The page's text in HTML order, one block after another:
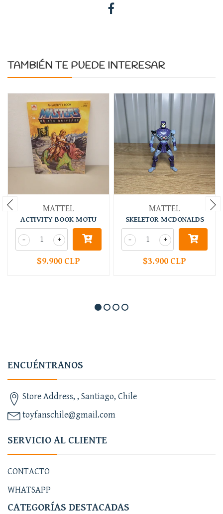
TAMBIÉN TE PUEDE INTERESAR
MATTEL
ACTIVITY BOOK MOTU
+
-
$9.900 CLP
MATTEL
SKELETOR MCDONALDS
+
-
$3.900 CLP
ENCUÉNTRANOS
Store Address, , Santiago, Chile
toyfanschile@gmail.com
SERVICIO AL CLIENTE
CONTACTO
WHATSAPP
CATEGORÍAS DESTACADAS